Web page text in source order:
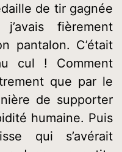
de tir gagnée
fièrement
pantalon. C’était
cul ! Comment
que par le
de supporter
humaine. Puis
qui s’avérait